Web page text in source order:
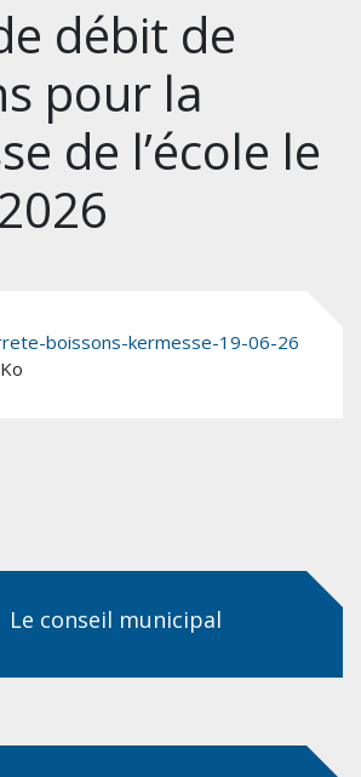
débit de
pour la
de l’école le
boissons-kermesse-19-06-26
Le conseil municipal